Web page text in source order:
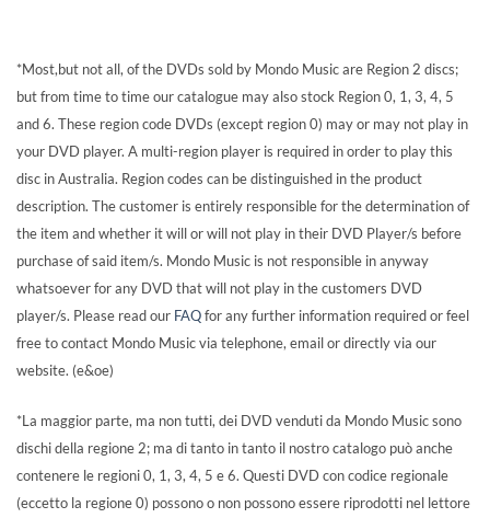
*Most,but not all, of the DVDs sold by Mondo Music are Region 2 discs;
but from time to time our catalogue may also stock Region 0, 1, 3, 4, 5
and 6. These region code DVDs (except region 0) may or may not play in
your DVD player. A multi-region player is required in order to play this
disc in Australia. Region codes can be distinguished in the product
description. The customer is entirely responsible for the determination of
the item and whether it will or will not play in their DVD Player/s before
purchase of said item/s. Mondo Music is not responsible in anyway
whatsoever for any DVD that will not play in the customers DVD
player/s. Please read our FAQfor any further information required or feel
free to contact Mondo Music via telephone, email or directly via our
website. (e&oe)
*La maggior parte, ma non tutti, dei DVD venduti da Mondo Music sono
dischi della regione 2; ma di tanto in tanto il nostro catalogo può anche
contenere le regioni 0, 1, 3, 4, 5 e 6. Questi DVD con codice regionale
(eccetto la regione 0) possono o non possono essere riprodotti nel lettore